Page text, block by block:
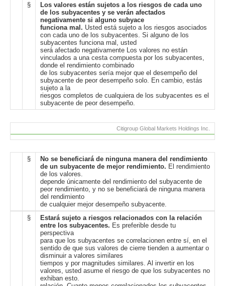
§
Los valores están sujetos a los riesgos de cada uno
de los subyacentes y se verán afectados
negativamente si alguno subyace
funciona mal. Usted está sujeto a los riesgos asociados
con cada uno de los subyacentes. Si alguno de los
subyacentes funciona mal, usted
será afectado negativamente Los valores no están
vinculados a una cesta compuesta por los subyacentes,
donde el rendimiento combinado
de los subyacentes sería mejor que el desempeño del
subyacente de peor desempeño solo. En cambio, estás
sujeto a la
riesgos completos de cualquiera de los subyacentes es el
subyacente de peor desempeño.
Citigroup Global Markets Holdings Inc.
§
No se beneficiará de ninguna manera del rendimiento
de un subyacente de mejor rendimiento. El rendimiento
de los valores.
depende únicamente del rendimiento del subyacente de
peor rendimiento, y no se beneficiará de ninguna manera
del rendimiento
de cualquier mejor desempeño subyacente.
§
Estará sujeto a riesgos relacionados con la relación
entre los subyacentes. Es preferible desde tu
perspectiva
para que los subyacentes se correlacionen entre sí, en el
sentido de que sus valores de cierre tienden a aumentar o
disminuir a valores similares
tiempos y por magnitudes similares. Al invertir en los
valores, usted asume el riesgo de que los subyacentes no
exhiban esto.